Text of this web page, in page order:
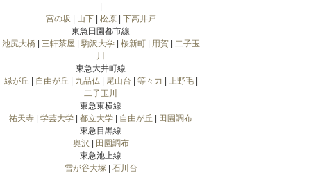
宮の坂
山下| 松原| 下高井戸
東急田園都市線
池尻大橋| 三軒茶屋 駒沢大学| 桜新町| 用賀| 二子玉
川
東急大井町線
緑が丘
自由が丘 九品仏| 尾山台 等々力 上野毛|
二子玉川
東急東横線
祐天寺
学芸大学 都立大学 自由が丘
田園調布
東急目黒線
奥沢
田園調布
東急池上線
雪が谷大塚| 石川台